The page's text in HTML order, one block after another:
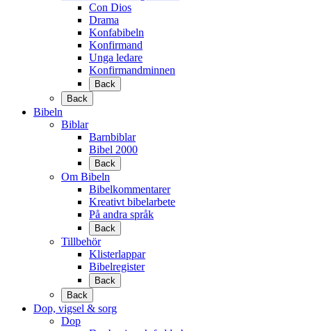
Con Dios
Drama
Konfabibeln
Konfirmand
Unga ledare
Konfirmandminnen
Back
Back
Bibeln
Biblar
Barnbiblar
Bibel 2000
Back
Om Bibeln
Bibelkommentarer
Kreativt bibelarbete
På andra språk
Back
Tillbehör
Klisterlappar
Bibelregister
Back
Back
Dop, vigsel & sorg
Dop